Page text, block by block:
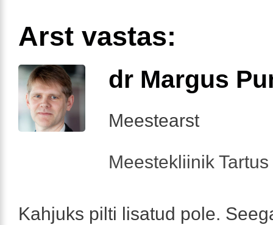
Arst vastas:
dr Margus
Meestearst
Meestekliinik
Kahjuks pilti lisatud pole.